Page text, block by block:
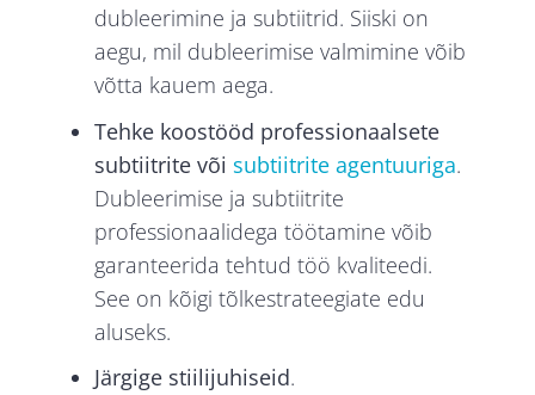
dubleerimine ja subtiitrid. Siiski on
aegu, mil dubleerimise valmimine võib
võtta kauem aega.
Tehke koostööd professionaalsete
subtiitrite või subtiitrite agentuuriga.
Dubleerimise ja subtiitrite
professionaalidega töötamine võib
garanteerida tehtud töö kvaliteedi.
See on kõigi tõlkestrateegiate edu
aluseks.
Järgige stiilijuhiseid.